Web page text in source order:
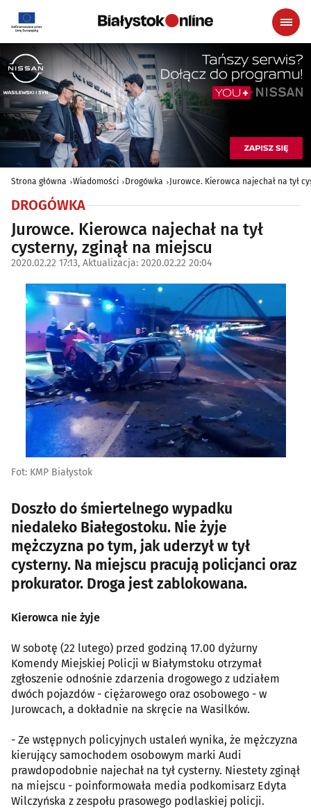
Strona główna Wiadomości Drogówka Jurowce. Kierowca najechał na tył
DROGÓWKA
Jurowce. Kierowca najechał na tył
cysterny, zginął na miejscu
2020.02.22 17:13, Aktualizacja: 2020.02.22 20:04
Fot: KMP Białystok
Doszło do śmiertelnego wypadku
niedaleko Białegostoku. Nie żyje
mężczyzna po tym, jak uderzył w tył
cysterny. Na miejscu pracują policjanci oraz
prokurator. Droga jest zablokowana.
Kierowca nie żyje
W sobotę (22 lutego) przed godziną 17.00 dyżurny
Komendy Miejskiej Policji w Białymstoku otrzymał
zgłoszenie odnośnie zdarzenia drogowego z udziałem
dwóch pojazdów - ciężarowego oraz osobowego - w
Jurowcach, a dokładnie na skręcie na Wasilków.
- Ze wstępnych policyjnych ustaleń wynika, że mężczyzna
kierujący samochodem osobowym marki Audi
prawdopodobnie najechał na tył cysterny. Niestety zginął
na miejscu - poinformowała media podkomisarz Edyta
Wilczyńska z zespołu prasowego podlaskiej policji.